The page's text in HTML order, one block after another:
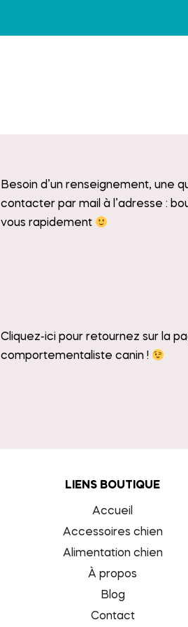
Besoin d’un renseignement, une
contacter par mail à l’adresse :
vous rapidement
Cliquez-ici pour retournez sur la
comportementaliste canin !
LIENS BOUTIQUE
Accueil
Accessoires chien
Alimentation chien
À propos
Blog
Contact